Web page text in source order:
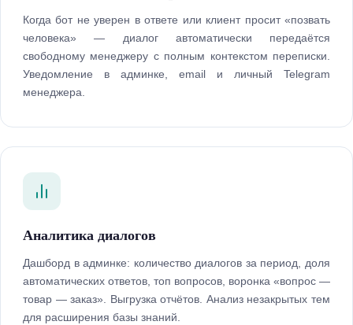
Когда бот не уверен в ответе или клиент просит «позвать
человека» — диалог автоматически передаётся
свободному менеджеру с полным контекстом переписки.
Уведомление в админке, email и личный Telegram
менеджера.
Аналитика диалогов
Дашборд в админке: количество диалогов за период, доля
автоматических ответов, топ вопросов, воронка «вопрос —
товар — заказ». Выгрузка отчётов. Анализ незакрытых тем
для расширения базы знаний.